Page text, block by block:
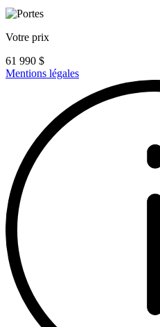
Votre prix
61 990 $
Mentions légales